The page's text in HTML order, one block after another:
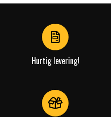
1
Hurtig levering!